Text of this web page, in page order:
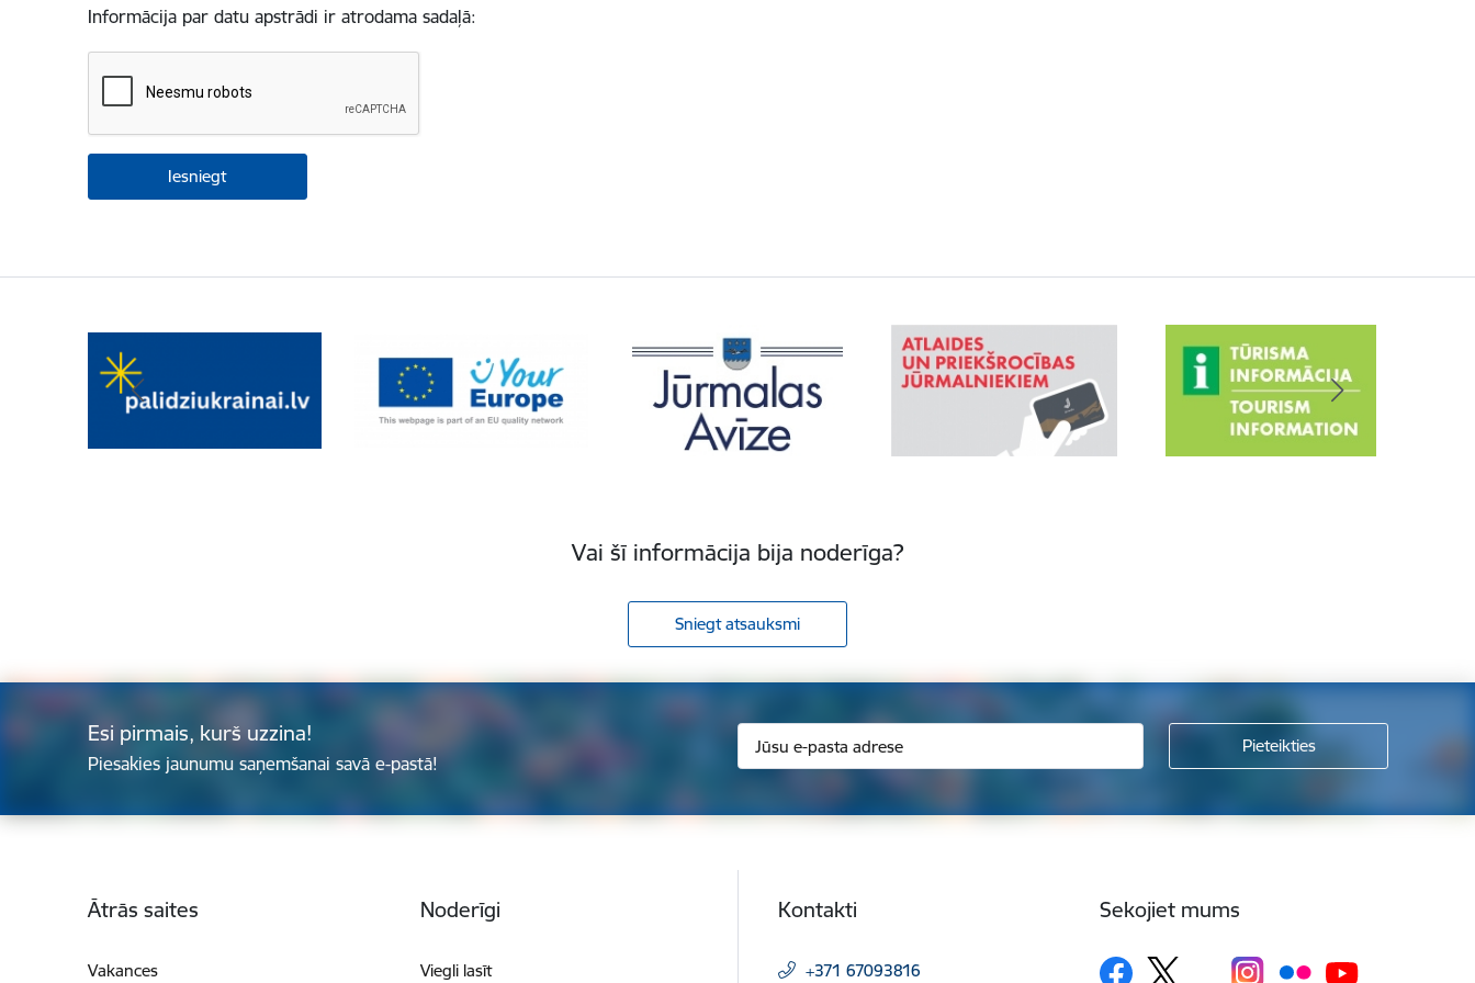
Informācija par datu apstrādi ir atrodama sadaļā:
Vai šī informācija bija noderīga?
Sniegt atsauksmi
Esi pirmais, kurš uzzina!
Piesakies jaunumu saņemšanai savā e-pastā!
Ātrās saites
Vakances
Noderīgi
Viegli lasīt
Kontakti
+371 67093816
Sekojiet mums